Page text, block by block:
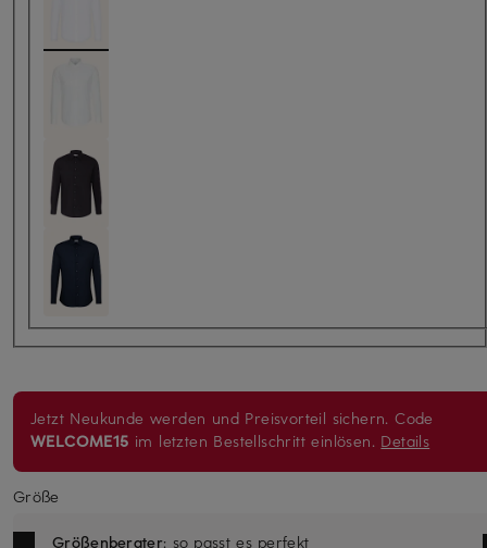
Jetzt Neukunde werden und Preisvorteil sichern. Code
WELCOME15 im letzten Bestellschritt einlösen. Details
Größe
Größenberater: so passt es perfekt